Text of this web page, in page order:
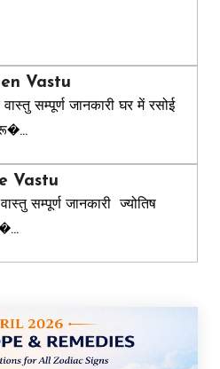
Vastu
वास्तु सम्पूर्ण जानकारी घर में रसोई
Vastu
सम्पूर्ण जानकारी ज्योतिष